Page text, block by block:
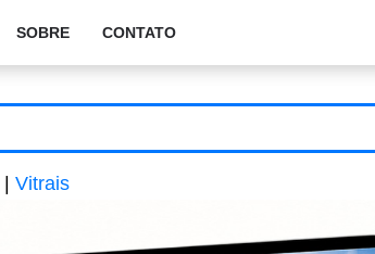
SOBRE CONTATO
Vitrais